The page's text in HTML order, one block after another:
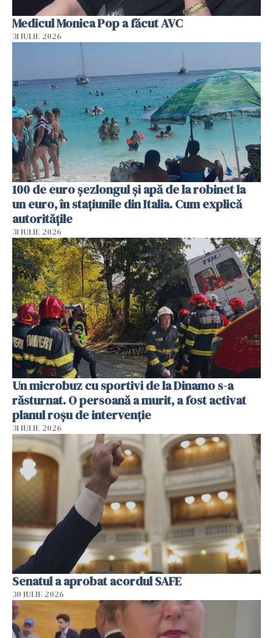
Medicul Monica Pop a făcut AVC
31 IULIE 2026
100 de euro șezlongul și apă de la robinet la
un euro, în stațiunile din Italia. Cum explică
autoritățile
31 IULIE 2026
Un microbuz cu sportivi de la Dinamo s-a
răsturnat. O persoană a murit, a fost activat
planul roșu de intervenție
31 IULIE 2026
Senatul a aprobat acordul SAFE
30 IULIE 2026